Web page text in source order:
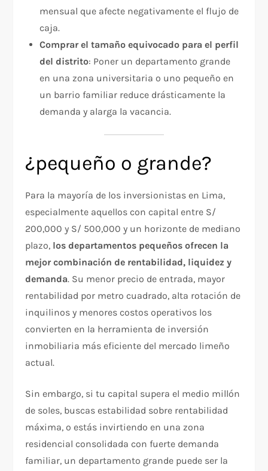
mensual que afecte negativamente el flujo de
caja.
Comprar el tamaño equivocado para el perfil
del distrito: Poner un departamento grande
en una zona universitaria o uno pequeño en
un barrio familiar reduce drásticamente la
demanda y alarga la vacancia.
¿pequeño o grande?
Para la mayoría de los inversionistas en Lima,
especialmente aquellos con capital entre S/
200,000 y S/ 500,000 y un horizonte de mediano
plazo, los departamentos pequeños ofrecen la
mejor combinación de rentabilidad, liquidez y
demanda. Su menor precio de entrada, mayor
rentabilidad por metro cuadrado, alta rotación de
inquilinos y menores costos operativos los
convierten en la herramienta de inversión
inmobiliaria más eficiente del mercado limeño
actual.
Sin embargo, si tu capital supera el medio millón
de soles, buscas estabilidad sobre rentabilidad
máxima, o estás invirtiendo en una zona
residencial consolidada con fuerte demanda
familiar, un departamento grande puede ser la